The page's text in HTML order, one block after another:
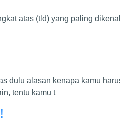
atas (tld) yang paling
dulu alasan kenapa kamu
tentu kamu t